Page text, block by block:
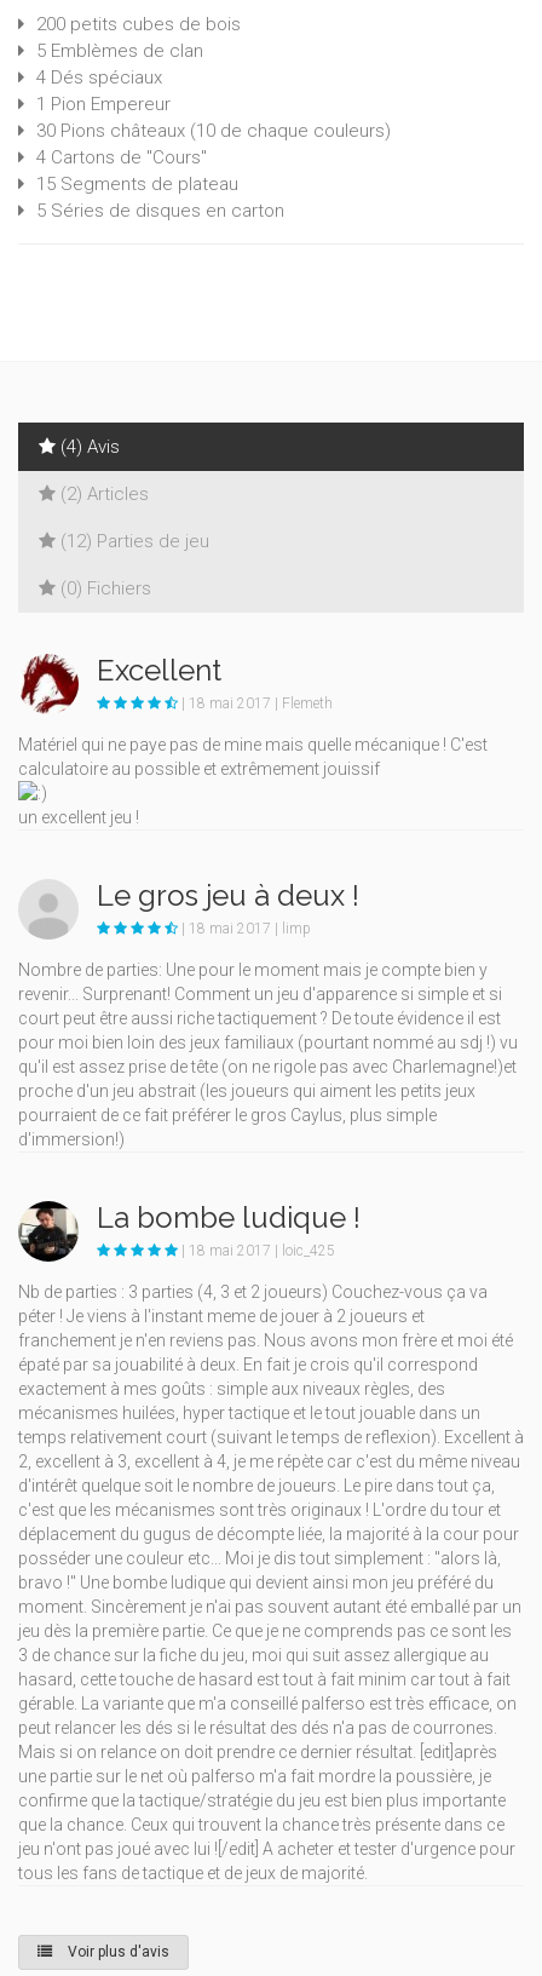
200 petits cubes de bois
5 Emblèmes de clan
4 Dés spéciaux
1 Pion Empereur
30 Pions châteaux (10 de chaque couleurs)
4 Cartons de "Cours"
15 Segments de plateau
5 Séries de disques en carton
(4) Avis
(2) Articles
(12) Parties de jeu
(0) Fichiers
Excellent
| 18 mai 2017 | Flemeth
Matériel qui ne paye pas de mine mais quelle mécanique ! C'est
calculatoire au possible et extrêmement jouissif
un excellent jeu !
Le gros jeu à deux !
| 18 mai 2017 | limp
Nombre de parties: Une pour le moment mais je compte bien y
revenir... Surprenant! Comment un jeu d'apparence si simple et si
court peut être aussi riche tactiquement ? De toute évidence il est
pour moi bien loin des jeux familiaux (pourtant nommé au sdj !) vu
qu'il est assez prise de tête (on ne rigole pas avec Charlemagne!)et
proche d'un jeu abstrait (les joueurs qui aiment les petits jeux
pourraient de ce fait préférer le gros Caylus, plus simple
d'immersion!)
La bombe ludique !
| 18 mai 2017 | loic_425
Nb de parties : 3 parties (4, 3 et 2 joueurs) Couchez-vous ça va
péter ! Je viens à l'instant meme de jouer à 2 joueurs et
franchement je n'en reviens pas. Nous avons mon frère et moi été
épaté par sa jouabilité à deux. En fait je crois qu'il correspond
exactement à mes goûts : simple aux niveaux règles, des
mécanismes huilées, hyper tactique et le tout jouable dans un
temps relativement court (suivant le temps de reflexion). Excellent à
2, excellent à 3, excellent à 4, je me répète car c'est du même niveau
d'intérêt quelque soit le nombre de joueurs. Le pire dans tout ça,
c'est que les mécanismes sont très originaux ! L'ordre du tour et
déplacement du gugus de décompte liée, la majorité à la cour pour
posséder une couleur etc... Moi je dis tout simplement : "alors là,
bravo !" Une bombe ludique qui devient ainsi mon jeu préféré du
moment. Sincèrement je n'ai pas souvent autant été emballé par un
jeu dès la première partie. Ce que je ne comprends pas ce sont les
3 de chance sur la fiche du jeu, moi qui suit assez allergique au
hasard, cette touche de hasard est tout à fait minim car tout à fait
gérable. La variante que m'a conseillé palferso est très efficace, on
peut relancer les dés si le résultat des dés n'a pas de courrones.
Mais si on relance on doit prendre ce dernier résultat. [edit]après
une partie sur le net où palferso m'a fait mordre la poussière, je
confirme que la tactique/stratégie du jeu est bien plus importante
que la chance. Ceux qui trouvent la chance très présente dans ce
jeu n'ont pas joué avec lui ![/edit] A acheter et tester d'urgence pour
tous les fans de tactique et de jeux de majorité.
Voir plus d'avis